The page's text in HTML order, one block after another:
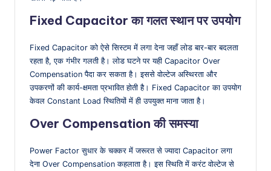
Fixed Capacitor का गलत स्थान पर उपयोग
Fixed Capacitor को ऐसे सिस्टम में लगा देना जहाँ लोड बार-बार बदलता
रहता है, एक गंभीर गलती है। लोड घटने पर यही Capacitor Over
Compensation पैदा कर सकता है। इससे वोल्टेज अस्थिरता और
उपकरणों की कार्य-क्षमता प्रभावित होती है। Fixed Capacitor का उपयोग
केवल Constant Load स्थितियों में ही उपयुक्त माना जाता है।
Over Compensation की समस्या
Power Factor सुधार के चक्कर में जरूरत से ज्यादा Capacitor लगा
देना Over Compensation कहलाता है। इस स्थिति में करंट वोल्टेज से